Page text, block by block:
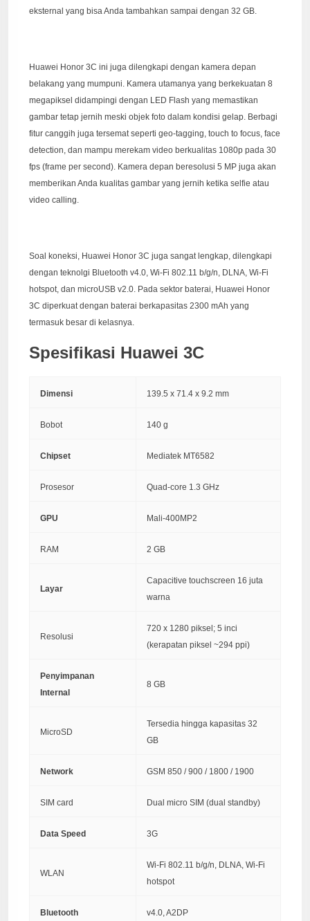
eksternal yang bisa Anda tambahkan sampai dengan 32 GB.
Huawei Honor 3C ini juga dilengkapi dengan kamera depan
belakang yang mumpuni. Kamera utamanya yang berkekuatan 8
megapiksel didampingi dengan LED Flash yang memastikan
gambar tetap jernih meski objek foto dalam kondisi gelap. Berbagi
fitur canggih juga tersemat seperti geo-tagging, touch to focus, face
detection, dan mampu merekam video berkualitas 1080p pada 30
fps (frame per second). Kamera depan beresolusi 5 MP juga akan
memberikan Anda kualitas gambar yang jernih ketika selfie atau
video calling.
Soal koneksi, Huawei Honor 3C juga sangat lengkap, dilengkapi
dengan teknolgi Bluetooth v4.0, Wi-Fi 802.11 b/g/n, DLNA, Wi-Fi
hotspot, dan microUSB v2.0. Pada sektor baterai, Huawei Honor
3C diperkuat dengan baterai berkapasitas 2300 mAh yang
termasuk besar di kelasnya.
Spesifikasi Huawei 3C
Dimensi 139.5 x 71.4 x 9.2 mm
Bobot 140 g
Chipset Mediatek MT6582
Prosesor Quad-core 1.3 GHz
GPU Mali-400MP2
RAM 2 GB
Layar
Capacitive touchscreen 16 juta
warna
Resolusi
720 x 1280 piksel; 5 inci
(kerapatan piksel ~294 ppi)
Penyimpanan
Internal
8 GB
MicroSD
Tersedia hingga kapasitas 32
GB
Network GSM 850 / 900 / 1800 / 1900
SIM card Dual micro SIM (dual standby)
Data Speed 3G
WLAN
Wi-Fi 802.11 b/g/n, DLNA, Wi-Fi
hotspot
Bluetooth v4.0, A2DP